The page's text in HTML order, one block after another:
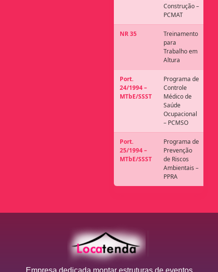
Construção –
PCMAT
NR 35
Treinamento
para
Trabalho em
Altura
Port.
24/1994 –
MTbE/SSST
Programa de
Controle
Médico de
Saúde
Ocupacional
– PCMSO
Port.
25/1994 –
MTbE/SSST
Programa de
Prevenção
de Riscos
Ambientais –
PPRA
Empresa dedicada montar estruturas de eventos